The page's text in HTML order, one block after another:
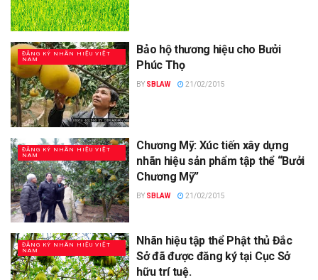
ĐĂNG KÝ NHÃN HIỆU VIỆT
NAM
Bảo hộ thương hiệu cho Bưởi
Phúc Thọ
BY SBLAW 21/02/2015
ĐĂNG KÝ NHÃN HIỆU VIỆT
NAM
Chương Mỹ: Xúc tiến xây dựng
nhãn hiệu sản phẩm tập thể “Bưởi
Chương Mỹ”
BY SBLAW 21/02/2015
ĐĂNG KÝ NHÃN HIỆU VIỆT
NAM
Nhãn hiệu tập thể Phật thủ Đắc
Sở đã được đăng ký tại Cục Sở
hữu trí tuệ.